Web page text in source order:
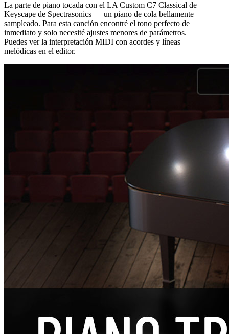
La parte de piano tocada con el LA Custom C7 Classical de
Keyscape de Spectrasonics — un piano de cola bellamente
sampleado. Para esta canción encontré el tono perfecto de
inmediato y solo necesité ajustes menores de parámetros.
Puedes ver la interpretación MIDI con acordes y líneas
melódicas en el editor.